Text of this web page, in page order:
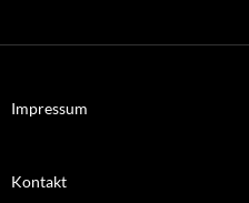
Impressum
Kontakt